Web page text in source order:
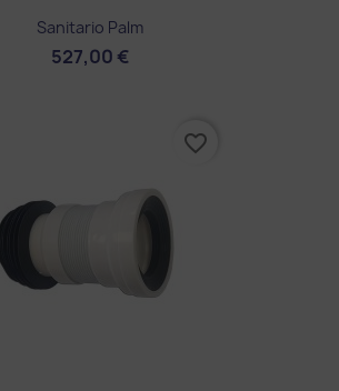
Sanitario Palm
527,00 €
favorite_border